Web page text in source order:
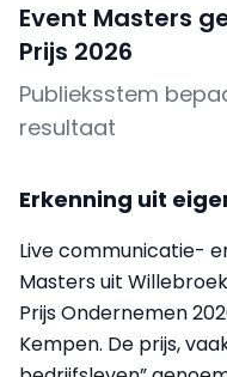
Event Masters
Prijs 2026
Publieksstem
resultaat
Erkenning uit
Live communicatie-
Masters uit
Prijs Ondernemen
Kempen. De prijs,